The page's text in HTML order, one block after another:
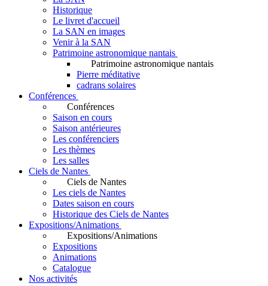
Historique
Le livret d'accueil
La SAN en images
Venir à la SAN
Patrimoine astronomique nantais
Patrimoine astronomique nantais
Pierre méditative
cadrans solaires
Conférences
Conférences
Saison en cours
Saison antérieures
Les conférenciers
Les thèmes
Les salles
Ciels de Nantes
Ciels de Nantes
Les ciels de Nantes
Dates saison en cours
Historique des Ciels de Nantes
Expositions/Animations
Expositions/Animations
Expositions
Animations
Catalogue
Nos activités